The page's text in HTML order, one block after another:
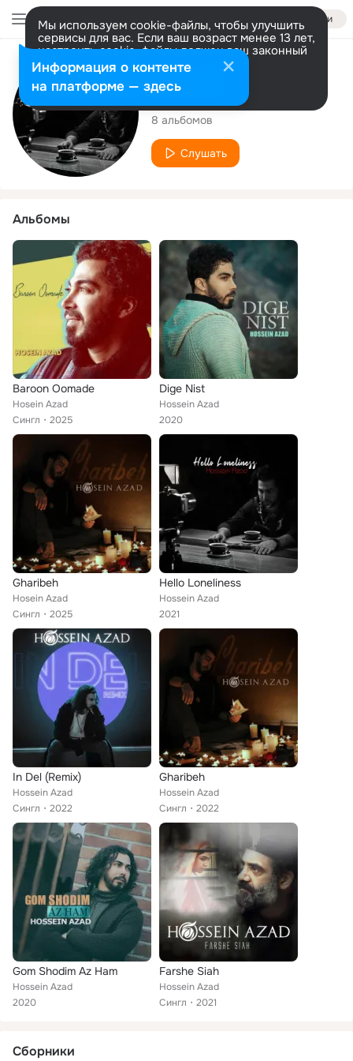
Войти
Мы используем cookie-файлы, чтобы улучшить
сервисы для вас. Если ваш возраст менее 13 лет,
настроить cookie-файлы должен ваш законный
представитель. Больше информации
Разрешить все Настроить
Исполнитель
Hossein Azad
8 альбомов
Слушать
Альбомы
Baroon Oomade
Hosein Azad
Сингл
2025
Dige Nist
Hossein Azad
2020
Gharibeh
Hosein Azad
Сингл
2025
Hello Loneliness
Hossein Azad
2021
In Del (Remix)
Hossein Azad
Сингл
2022
Gharibeh
Hossein Azad
Сингл
2022
Gom Shodim Az Ham
Hossein Azad
2020
Farshe Siah
Hossein Azad
Сингл
2021
Сборники
Информация о контенте
на платформе — здесь